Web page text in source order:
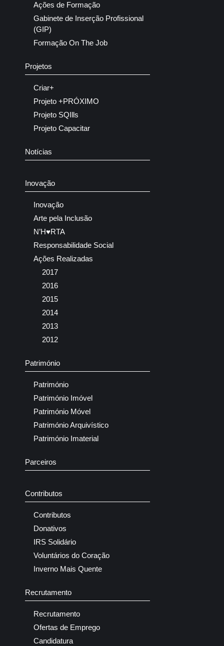
Ações de Formação
Gabinete de Inserção Profissional
(GIP)
Formação On The Job
Projetos
Criar+
Projeto +PRÓXIMO
Projeto SQIlls
Projeto Capacitar
Notícias
Inovação
Inovação
Arte pela Inclusão
N’H♥RTA
Responsabilidade Social
Ações Realizadas
2017
2016
2015
2014
2013
2012
Património
Património
Património Imóvel
Património Móvel
Património Arquivístico
Património Imaterial
Parceiros
Contributos
Contributos
Donativos
IRS Solidário
Voluntários do Coração
Inverno Mais Quente
Recrutamento
Recrutamento
Ofertas de Emprego
Candidatura